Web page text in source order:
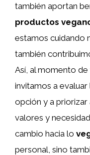
también aportan
productos
estamos cuidando
también
Así, al momento
invitamos a
opción y a priorizar
valores y
cambio hacia lo
personal, sino